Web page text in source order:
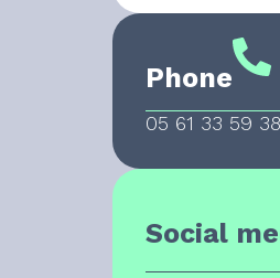
Phone
05 61 33 59 38
Social